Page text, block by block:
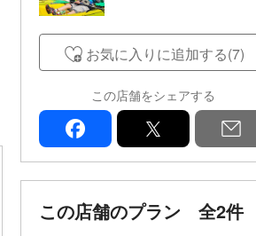
お気に入りに追加する(7)
この店舗をシェアする
facebook
この店舗のプラン 全2件